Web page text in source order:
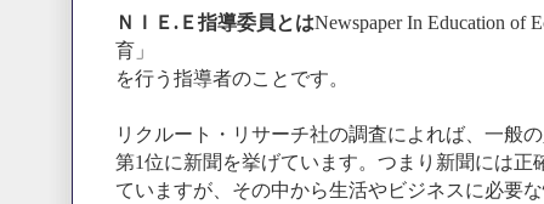
ＮＩＥ.Ｅ指導委員とはNewspaper In Education of
育」
を行う指導者のことです。
リクルート・リサーチ社の調査によれば、一般
第1位に新聞を挙げています。つまり新聞には正
ていますが、その中から生活やビジネスに必要